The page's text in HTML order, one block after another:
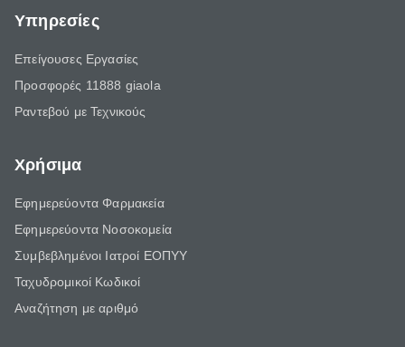
Υπηρεσίες
Επείγουσες Εργασίες
Προσφορές 11888 giaola
Ραντεβού με Τεχνικούς
Χρήσιμα
Εφημερεύοντα Φαρμακεία
Εφημερεύοντα Νοσοκομεία
Συμβεβλημένοι Ιατροί ΕΟΠΥΥ
Ταχυδρομικοί Κωδικοί
Αναζήτηση με αριθμό